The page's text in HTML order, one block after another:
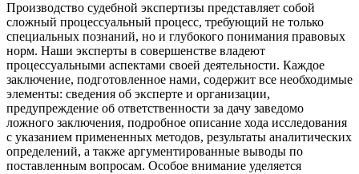
Производство судебной экспертизы представляет собой
сложный процессуальный процесс, требующий не только
специальных познаний, но и глубокого понимания правовых
норм. Наши эксперты в совершенстве владеют
процессуальными аспектами своей деятельности. Каждое
заключение, подготовленное нами, содержит все необходимые
элементы: сведения об эксперте и организации,
предупреждение об ответственности за дачу заведомо
ложного заключения, подробное описание хода исследования
с указанием примененных методов, результаты аналитических
определений, а также аргументированные выводы по
поставленным вопросам. Особое внимание уделяется